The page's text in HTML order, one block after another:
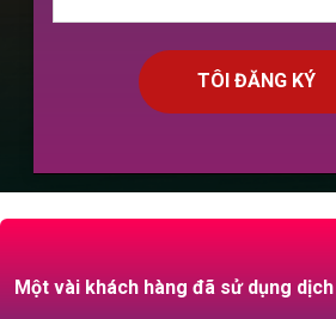
TÔI ĐĂNG KÝ
Một vài khách hàng đã sử dụng